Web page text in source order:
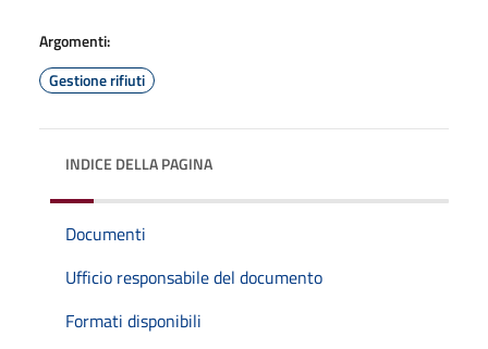
Argomenti:
Gestione rifiuti
INDICE DELLA PAGINA
Documenti
Ufficio responsabile del documento
Formati disponibili